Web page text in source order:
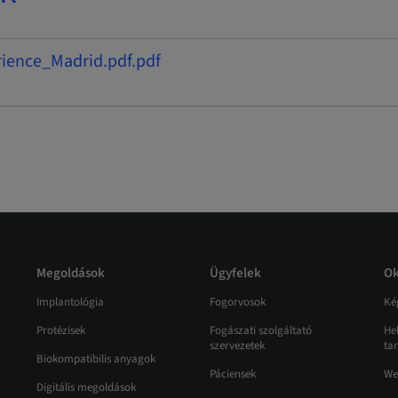
Megoldások
Implantológia
Protézisek
Biokompatibilis anyagok
Digitális megoldások
Ügyfelek
Fogorvosok
Fogászati szolgáltató
szervezetek
Páciensek